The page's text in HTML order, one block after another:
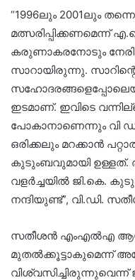
“1996ലും 2001ലും
മത്സരിപ്പിക്കണമെന്ന്
കരുണാകരനോടും
സാറായിരുന്നു.
ഇടമാണ്. ഇവിടെ
പോകാനാണെന്നും വി
ഒരിക്കലും മറക്കാൻ
കുടുംബവുമായി ഉള്ളത്.
വളർച്ചയിൽ ജി.കെ.
നന്ദിയുണ്ട്”, വി.ഡി.
സതീശൻ എംഎൽഎ
മുതൽക്കൂട്ടാകുമെന്ന്
വിശ്വസിച്ചിരുന്നുവെന്ന്